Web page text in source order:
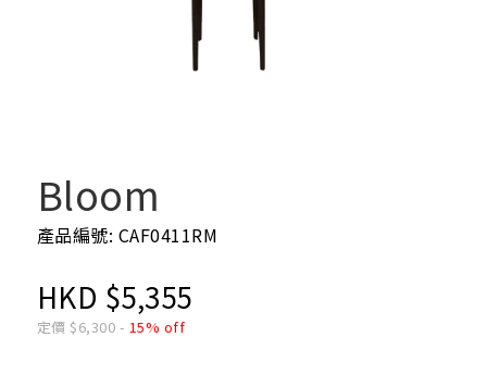
Bloom
產品編號: CAF0411RM
HKD $5,355
定價 $6,300 - 15% off